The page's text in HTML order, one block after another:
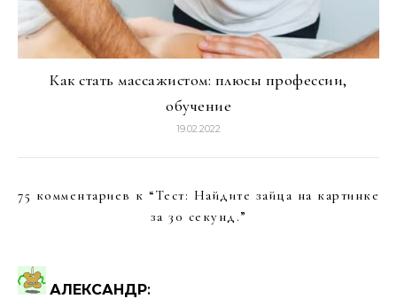
Как стать массажистом: плюсы профессии,
обучение
19.02.2022
75 комментариев к “Тест: Найдите зайца на картинке
за 30 секунд.”
АЛЕКСАНДР: